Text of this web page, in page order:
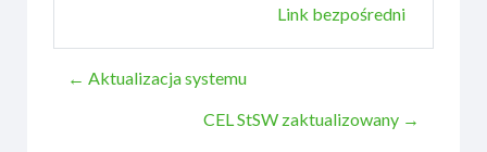
Link bezpośredni
← Aktualizacja systemu
CEL StSW zaktualizowany →